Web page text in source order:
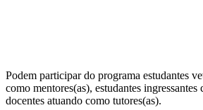
Podem participar do programa estudantes
como mentores(as), estudantes ingressantes
docentes atuando como tutores(as).